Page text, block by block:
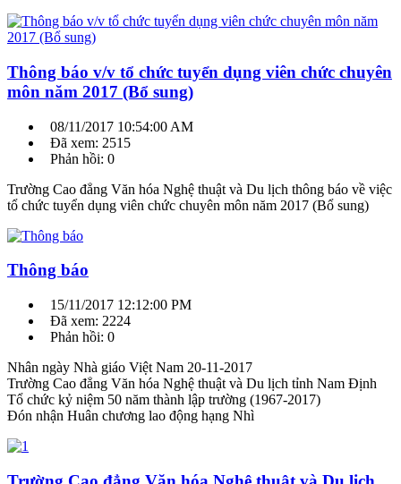
Thông báo v/v tổ chức tuyển dụng viên chức chuyên
môn năm 2017 (Bổ sung)
08/11/2017 10:54:00 AM
Đã xem: 2515
Phản hồi: 0
Trường Cao đẳng Văn hóa Nghệ thuật và Du lịch thông báo về việc
tổ chức tuyển dụng viên chức chuyên môn năm 2017 (Bổ sung)
Thông báo
15/11/2017 12:12:00 PM
Đã xem: 2224
Phản hồi: 0
Nhân ngày Nhà giáo Việt Nam 20-11-2017
Trường Cao đẳng Văn hóa Nghệ thuật và Du lịch tỉnh Nam Định
Tổ chức kỷ niệm 50 năm thành lập trường (1967-2017)
Đón nhận Huân chương lao động hạng Nhì